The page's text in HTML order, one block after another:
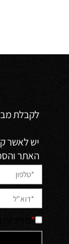
לקבלת
יש לאשר
האתר והסכמה